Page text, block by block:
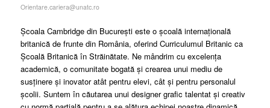
Orientare.cariera@unatc.ro
Școala Cambridge din București este o școală internațională
britanică de frunte din România, oferind Curriculumul Britanic ca
Școală Britanică în Străinătate. Ne mândrim cu excelența
academică, o comunitate bogată și crearea unui mediu de
susținere și inovator atât pentru elevi, cât și pentru personalul
școlii. Suntem în căutarea unui designer grafic talentat și creativ